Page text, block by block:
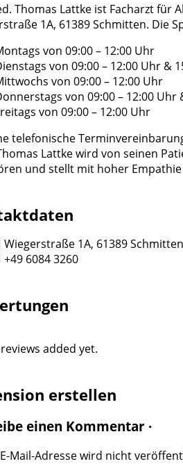
Thomas Lattke ist Facharzt für
1A, 61389 Schmitten. Die
von 09:00 – 12:00 Uhr
von 09:00 – 12:00 Uhr &
von 09:00 – 12:00 Uhr
von 09:00 – 12:00 Uhr
von 09:00 – 12:00 Uhr
telefonische
Lattke wird von seinen
und stellt mit hoher
Wiegerstraße 1A, 61389 Schmitten
+49 6084 3260
added yet.
erstellen
einen Kommentar ·
Mail-Adresse wird nicht